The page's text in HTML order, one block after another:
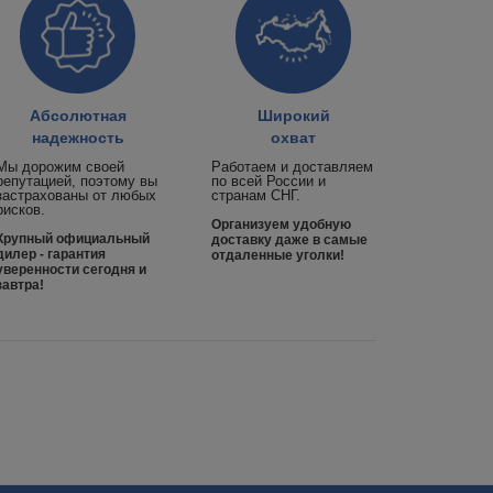
Абсолютная
надежность
дорожим своей
поэтому вы
от любых
официальный
- гарантия
сегодня и
Широкий
охват
Работаем и доставляем
по всей России и
странам СНГ.
Организуем удобную
доставку даже в самые
отдаленные уголки!